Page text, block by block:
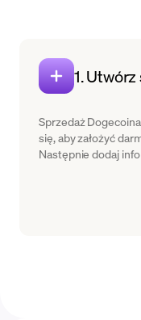
1.
Sprzedaż
się, aby założyć
Następnie dodaj